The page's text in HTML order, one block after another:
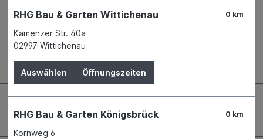
Kontaktdaten und Öffnungszeiten
RHG Helfer
Wissenswertes
Maschinen & Werkzeuge
0 km
RHG Bau & Garten Wittichenau
Kamenzer Str. 40a
02997 Wittichenau
Auswählen Öffnungszeiten
0 km
RHG Bau & Garten Königsbrück
Kornweg 6